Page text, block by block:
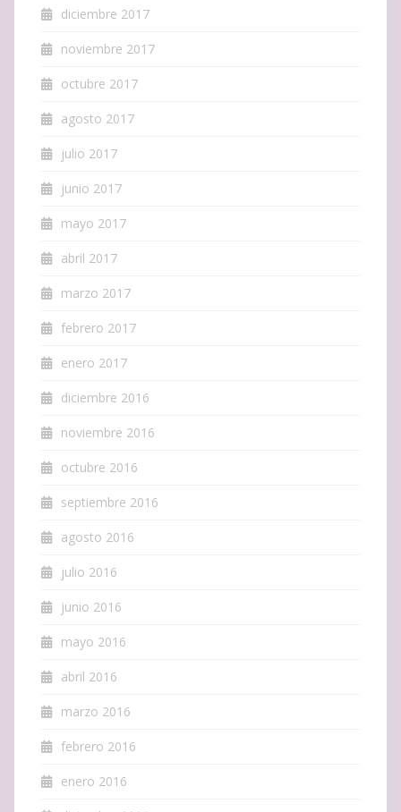
diciembre 2017
noviembre 2017
octubre 2017
agosto 2017
julio 2017
junio 2017
mayo 2017
abril 2017
marzo 2017
febrero 2017
enero 2017
diciembre 2016
noviembre 2016
octubre 2016
septiembre 2016
agosto 2016
julio 2016
junio 2016
mayo 2016
abril 2016
marzo 2016
febrero 2016
enero 2016